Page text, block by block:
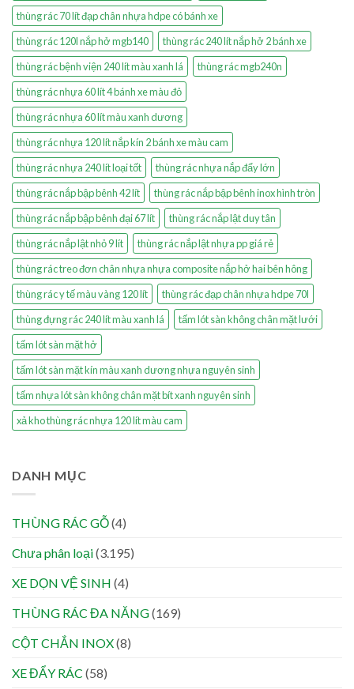
thùng rác 70 lít đạp chân nhựa hdpe có bánh xe
thùng rác 120l nắp hở mgb140
thùng rác 240 lít nắp hở 2 bánh xe
thùng rác bệnh viện 240 lít màu xanh lá
thùng rác mgb240n
thùng rác nhựa 60 lít 4 bánh xe màu đỏ
thùng rác nhựa 60 lít màu xanh dương
thùng rác nhựa 120 lít nắp kín 2 bánh xe màu cam
thùng rác nhựa 240 lít loại tốt
thùng rác nhựa nắp đẩy lớn
thùng rác nắp bập bênh 42 lít
thùng rác nắp bập bênh inox hình tròn
thùng rác nắp bập bênh đại 67 lít
thùng rác nắp lật duy tân
thùng rác nắp lật nhỏ 9 lít
thùng rác nắp lật nhựa pp giá rẻ
thùng rác treo đơn chân nhựa nhựa composite nắp hở hai bên hông
thùng rác y tế màu vàng 120 lít
thùng rác đạp chân nhựa hdpe 70l
thùng đựng rác 240 lít màu xanh lá
tấm lót sàn không chân mặt lưới
tấm lót sàn mặt hở
tấm lót sàn mặt kín màu xanh dương nhựa nguyên sinh
tấm nhựa lót sàn không chân mặt bít xanh nguyên sinh
xả kho thùng rác nhựa 120 lít màu cam
DANH MỤC
THÙNG RÁC GỖ(4)
Chưa phân loại(3.195)
XE DỌN VỆ SINH (4)
THÙNG RÁC ĐA NĂNG(169)
CỘT CHẮN INOX(8)
XE ĐẨY RÁC (58)